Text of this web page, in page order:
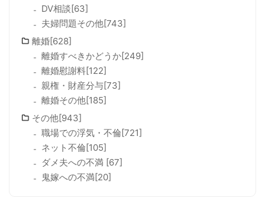
DV相談[63]
夫婦問題その他[743]
離婚[628]
離婚すべきかどうか[249]
離婚慰謝料[122]
親権・財産分与[73]
離婚その他[185]
その他[943]
職場での浮気・不倫[721]
ネット不倫[105]
ダメ夫への不満 [67]
鬼嫁への不満[20]